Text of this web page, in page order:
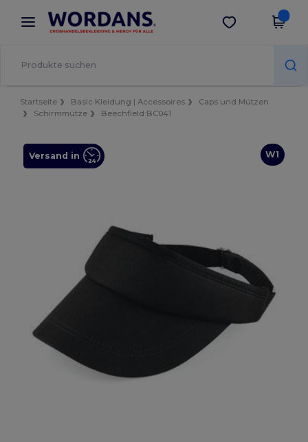
× Wordans App
Bessere Preise in der App!
App holen
Startseite Basic Kleidung | Accessoires
Caps und Mützen
Schirmmütze
Beechfield BC041
W1
Versand in